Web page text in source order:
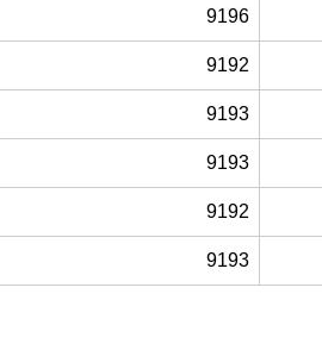
9196
9192
9193
9193
9192
9193